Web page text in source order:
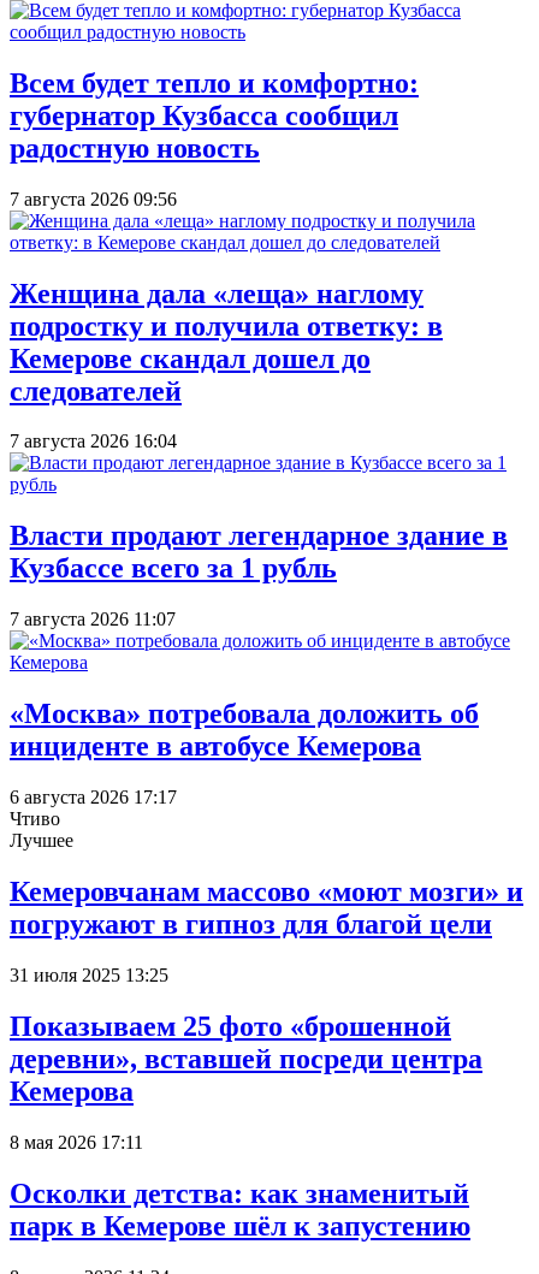
Всем будет тепло и комфортно:
губернатор Кузбасса сообщил
радостную новость
7 августа 2026 09:56
Женщина дала «леща» наглому
подростку и получила ответку: в
Кемерове скандал дошел до
следователей
7 августа 2026 16:04
Власти продают легендарное здание в
Кузбассе всего за 1 рубль
7 августа 2026 11:07
«Москва» потребовала доложить об
инциденте в автобусе Кемерова
6 августа 2026 17:17
Чтиво
Лучшее
Кемеровчанам массово «моют мозги» и
погружают в гипноз для благой цели
31 июля 2025 13:25
Показываем 25 фото «брошенной
деревни», вставшей посреди центра
Кемерова
8 мая 2026 17:11
Осколки детства: как знаменитый
парк в Кемерове шёл к запустению